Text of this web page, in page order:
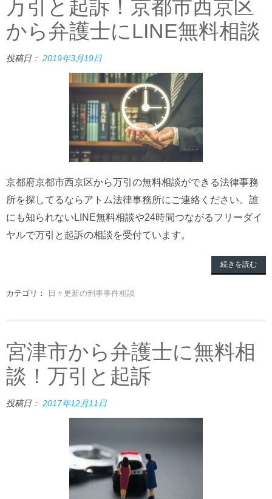
万引と起訴！京都市西京区
から弁護士にLINE無料相談
投稿日： 2019年3月19日
京都府京都市西京区から万引の無料相談ができる法律事務
所を探してるならアトム法律事務所にご連絡ください。誰
にも知られないLINE無料相談や24時間つながるフリーダイ
ヤルで万引と起訴の相談を受付ています。
続きを読む
カテゴリ： 日々更新の刑事事件相談
宮津市から弁護士に無料相
談！万引と起訴
投稿日： 2017年12月11日